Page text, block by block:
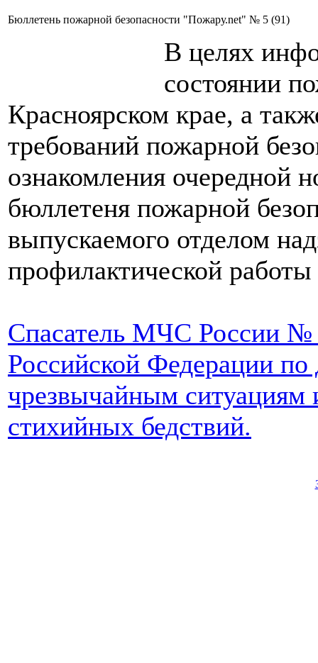
Бюллетень пожарной безопасности "Пожару.net" № 5 (91)
В целях
состоянии
Красноярском крае, а
требований пожарной
ознакомления очередной
бюллетеня пожарной
выпускаемого отделом
профилактической работы
Спасатель МЧС России №
Российской Федерации
чрезвычайным ситуациям
стихийных бедствий.